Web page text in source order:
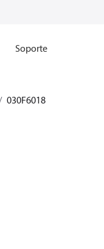
Soporte
030F6018